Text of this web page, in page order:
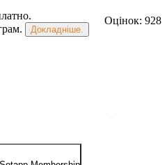
Оцінок: 928
.
Докладніше.